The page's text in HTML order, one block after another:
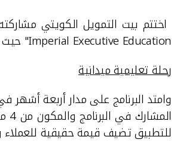
اختتم بيت التمويل الكويتي مشاركته الفاعلة في
Imperial Executive Education" حيث
رحلة تعليمية ميدانية
وامتد البرنامج على مدار أربعة
المشارك في البرنامج والمكون من 4 من الموظفين وهم: نور العيسى، وعبد الوهاب
للتطبيق تضيف قيمة حقيقية للعملاء